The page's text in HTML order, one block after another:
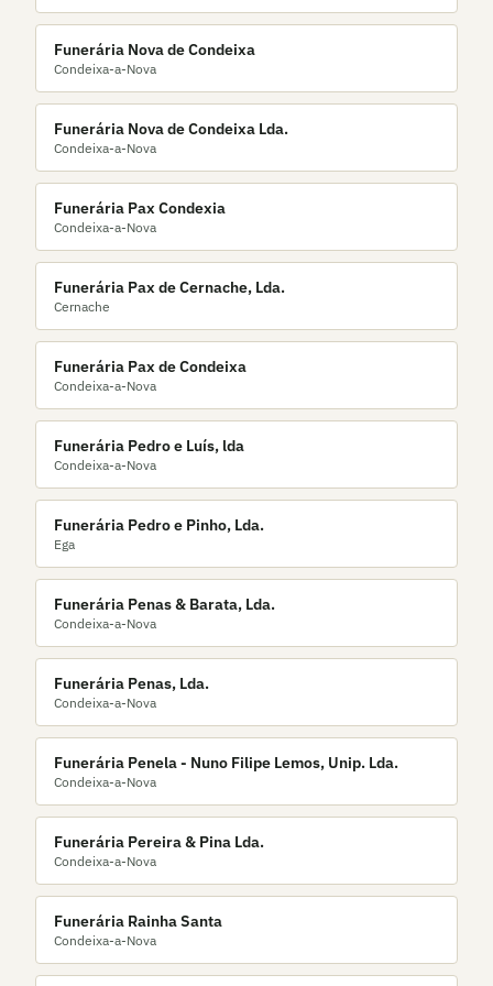
Funerária Nova de Condeixa
Condeixa-a-Nova
Funerária Nova de Condeixa Lda.
Condeixa-a-Nova
Funerária Pax Condexia
Condeixa-a-Nova
Funerária Pax de Cernache, Lda.
Cernache
Funerária Pax de Condeixa
Condeixa-a-Nova
Funerária Pedro e Luís, lda
Condeixa-a-Nova
Funerária Pedro e Pinho, Lda.
Ega
Funerária Penas & Barata, Lda.
Condeixa-a-Nova
Funerária Penas, Lda.
Condeixa-a-Nova
Funerária Penela - Nuno Filipe Lemos, Unip. Lda.
Condeixa-a-Nova
Funerária Pereira & Pina Lda.
Condeixa-a-Nova
Funerária Rainha Santa
Condeixa-a-Nova